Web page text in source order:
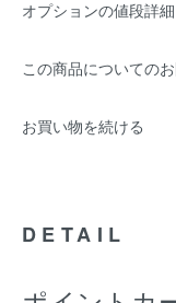
オプションの値段詳細
この商品についての
お買い物を続ける
DETAIL